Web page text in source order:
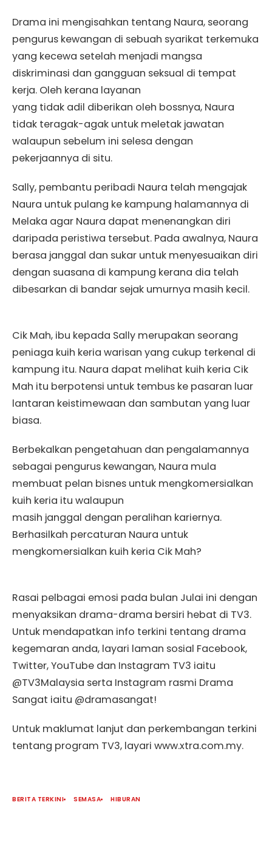
Drama ini mengisahkan tentang Naura, seorang
pengurus kewangan di sebuah syarikat terkemuka
yang kecewa setelah menjadi mangsa
diskriminasi dan gangguan seksual di tempat
kerja. Oleh kerana layanan
yang tidak adil diberikan oleh bossnya, Naura
tidak teragak-agak untuk meletak jawatan
walaupun sebelum ini selesa dengan
pekerjaannya di situ.
Sally, pembantu peribadi Naura telah mengajak
Naura untuk pulang ke kampung halamannya di
Melaka agar Naura dapat menenangkan diri
daripada peristiwa tersebut. Pada awalnya, Naura
berasa janggal dan sukar untuk menyesuaikan diri
dengan suasana di kampung kerana dia telah
dibesarkan di bandar sejak umurnya masih kecil.
Cik Mah, ibu kepada Sally merupakan seorang
peniaga kuih keria warisan yang cukup terkenal di
kampung itu. Naura dapat melihat kuih keria Cik
Mah itu berpotensi untuk tembus ke pasaran luar
lantaran keistimewaan dan sambutan yang luar
biasa.
Berbekalkan pengetahuan dan pengalamannya
sebagai pengurus kewangan, Naura mula
membuat pelan bisnes untuk mengkomersialkan
kuih keria itu walaupun
masih janggal dengan peralihan kariernya.
Berhasilkah percaturan Naura untuk
mengkomersialkan kuih keria Cik Mah?
Rasai pelbagai emosi pada bulan Julai ini dengan
menyaksikan drama-drama bersiri hebat di TV3.
Untuk mendapatkan info terkini tentang drama
kegemaran anda, layari laman sosial Facebook,
Twitter, YouTube dan Instagram TV3 iaitu
@TV3Malaysia serta Instagram rasmi Drama
Sangat iaitu @dramasangat!
Untuk maklumat lanjut dan perkembangan terkini
tentang program TV3, layari www.xtra.com.my.
BERITA TERKINI SEMASA HIBURAN